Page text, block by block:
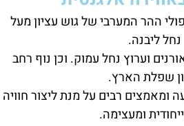
ההר המערבי של גוש עציון מעל
נחל ליבנה.
וערוץ נחל עמוק. וכן נוף רחב
שפלת הארץ.
ומאמצים רבים על מנת ליצור חוויה
ומעצימה.